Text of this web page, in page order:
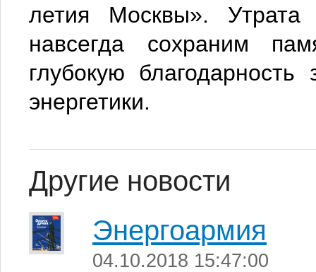
летия Москвы».
навсегда сохраним
глубокую
энергетики.
Другие новости
Энергоармия
04.10.2018 15:47:00